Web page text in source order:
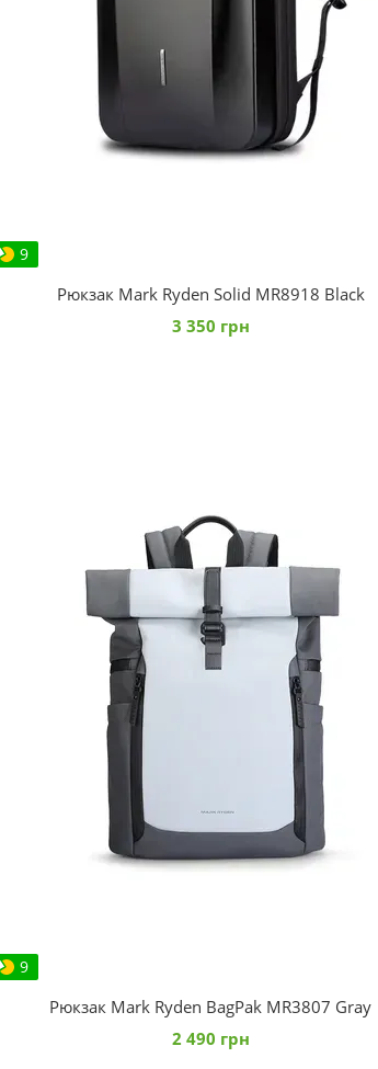
9
Рюкзак Mark Ryden Solid MR8918 Black
3 350 грн
9
Рюкзак Mark Ryden BagPak MR3807 Gray
2 490 грн